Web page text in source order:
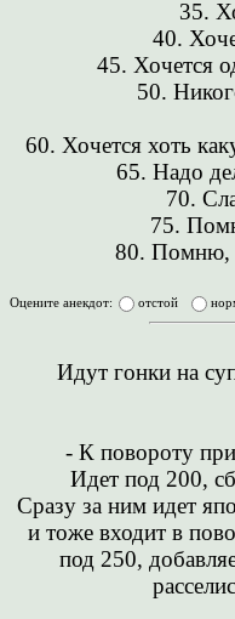
35.
40.
45. Хочется
50.
60. Хочется хоть
65. Надо
70.
75.
80. Помню,
Оцените анекдот: отстой
Идут гонки на
- К повороту
Идет под 200,
Сразу за ним идет
и тоже входит в
под 250,